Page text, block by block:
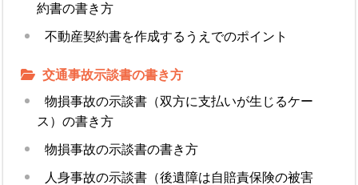
約書の書き方
不動産契約書を作成するうえでのポイント
交通事故示談書の書き方
物損事故の示談書（双方に支払いが生じるケー
ス）の書き方
物損事故の示談書の書き方
人身事故の示談書（後遺障は自賠責保険の被害